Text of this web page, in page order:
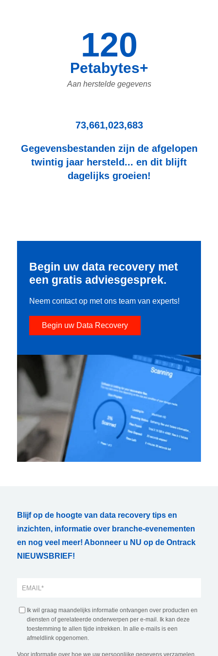
120
Petabytes+
Aan herstelde gegevens
73,661,023,683
Gegevensbestanden zijn de afgelopen
twintig jaar hersteld... en dit blijft
dagelijks groeien!
Begin uw data recovery met
een gratis adviesgesprek.
Neem contact op met ons team van experts!
Begin uw Data Recovery
Blijf op de hoogte van data recovery tips en
inzichten, informatie over branche-evenementen
en nog veel meer! Abonneer u NU op de Ontrack
NIEUWSBRIEF!
Ik wil graag maandelijks informatie ontvangen over producten en
diensten of gerelateerde onderwerpen per e-mail. Ik kan deze
toestemming te allen tijde intrekken. In alle e-mails is een
afmeldlink opgenomen.
Voor informatie over hoe we uw persoonlijke gegevens verzamelen,